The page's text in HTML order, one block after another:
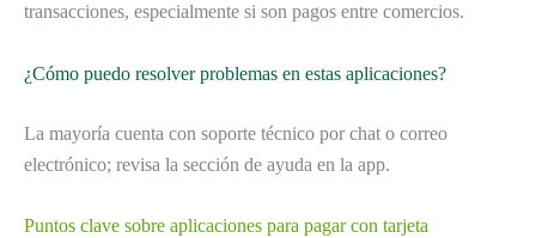
transacciones, especialmente si son pagos entre comercios.
¿Cómo puedo resolver problemas en estas aplicaciones?
La mayoría cuenta con soporte técnico por chat o correo
electrónico; revisa la sección de ayuda en la app.
Puntos clave sobre aplicaciones para pagar con tarjeta